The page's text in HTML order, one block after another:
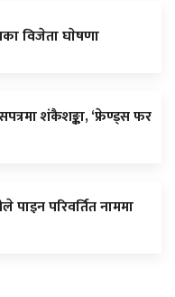
विजेता घाेषणा
शंकैशङ्का, ‘फ्रेण्ड्स फर
पाइन परिवर्तित नाममा